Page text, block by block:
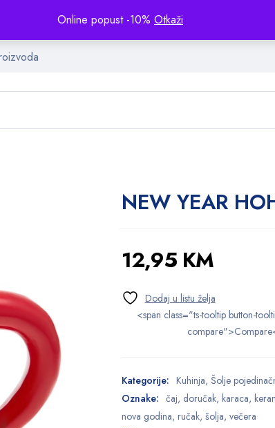
Online popust -10% Otkaži
NEW YEAR
12,95 KM
<span class="ts-tooltip button-
Kategorije: Kuhinja, Šolje
Oznake: čaj, doručak, karaca,
nova godina, ručak, šolja, večera